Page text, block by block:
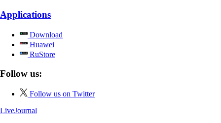
Applications
Download
Huawei
RuStore
Follow us:
Follow us on Twitter
LiveJournal